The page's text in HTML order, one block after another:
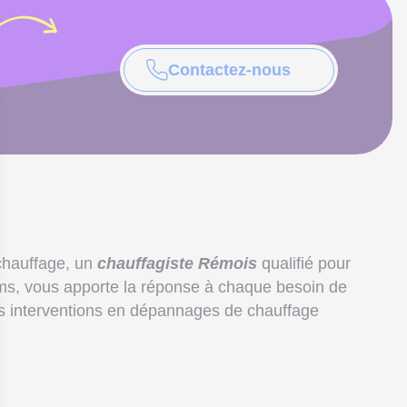
Contactez-nous
un chauffagiste Rémois qualifié pour
vous apporte la réponse à chaque besoin de
interventions en dépannages de chauffage